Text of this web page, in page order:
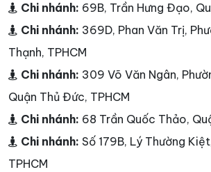
Chi nhánh: 69B, Trần Hưng Đạo,
Chi nhánh: 369D, Phan Văn Trị,
Thạnh, TPHCM
Chi nhánh: 309 Võ Văn Ngân,
Quận Thủ Đức, TPHCM
Chi nhánh: 68 Trần Quốc Thảo,
Chi nhánh: Số 179B, Lý Thường
TPHCM